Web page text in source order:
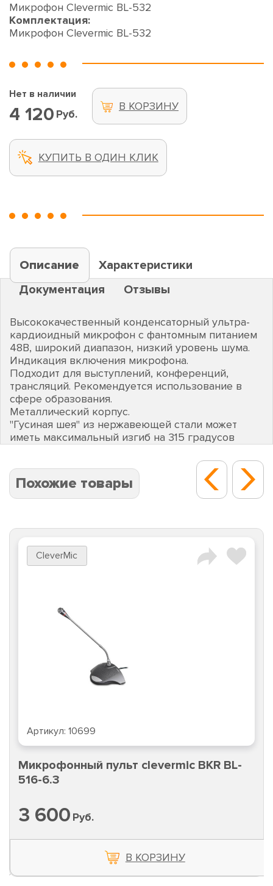
Микрофон Сlevermic BL-532
Комплектация:
Микрофон Сlevermic BL-532
Нет в наличии
4 120 Руб.
В КОРЗИНУ
КУПИТЬ В ОДИН КЛИК
Описание
Характеристики
Документация
Отзывы
Высококачественный конденсаторный ультра-
кардиоидный микрофон с фантомным питанием
48В, широкий диапазон, низкий уровень шума.
Индикация включения микрофона.
Подходит для выступлений, конференций,
трансляций. Рекомендуется использование в
сфере образования.
Металлический корпус.
"Гусиная шея" из нержавеющей стали может
иметь максимальный изгиб на 315 градусов
Похожие товары
CleverMic
Артикул: 10699
Микрофонный пульт clevermic BKR BL-
516-6.3
3 600 Руб.
В КОРЗИНУ